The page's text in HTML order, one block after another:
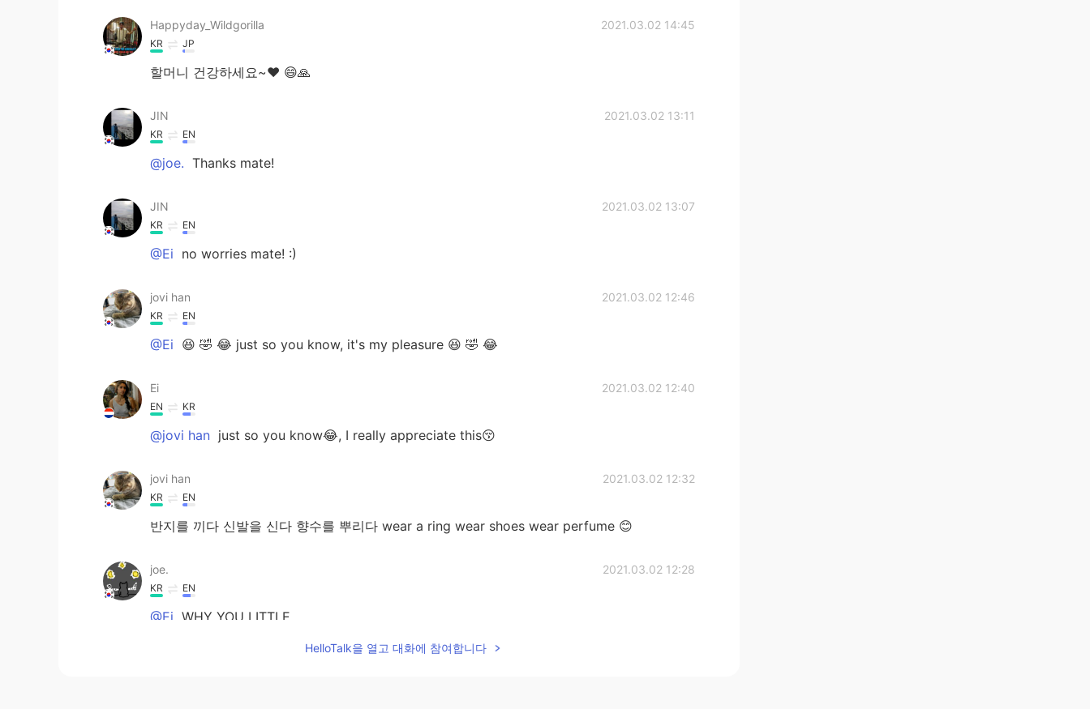
Happyday_Wildgorilla 2021.03.02 14:45
KR JP
할머니 건강하세요~♥ 😄🙏
JIN 2021.03.02 13:11
KR EN
@joe. Thanks mate!
JIN 2021.03.02 13:07
KR EN
@Ei no worries mate! :)
jovi han 2021.03.02 12:46
KR EN
@Ei 😆 🤣 😂 just so you know, it's my pleasure 😆 🤣 😂
Ei 2021.03.02 12:40
EN KR
@jovi han just so you know😂, I really appreciate this😚
jovi han 2021.03.02 12:32
KR EN
반지를 끼다 신발을 신다 향수를 뿌리다 wear a ring wear shoes wear perfume 😊
joe. 2021.03.02 12:28
KR EN
@Ei WHY YOU LITTLE
HelloTalk을 열고 대화에 참여합니다